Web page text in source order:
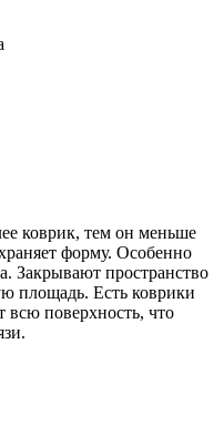
коврик, тем он меньше
форму. Особенно
Закрывают пространство
площадь. Есть коврики
поверхность, что